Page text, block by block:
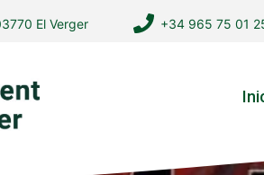
El Verger +34 965 75 01